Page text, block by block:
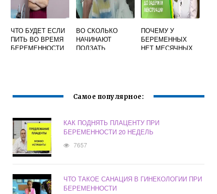
ЧТО БУДЕТ ЕСЛИ
ПИТЬ ВО ВРЕМЯ
БЕРЕМЕННОСТИ
ВО СКОЛЬКО
НАЧИНАЮТ
ПОЛЗАТЬ
ПОЧЕМУ У
БЕРЕМЕННЫХ
НЕТ МЕСЯЧНЫХ
Самое популярное:
КАК ПОДНЯТЬ ПЛАЦЕНТУ ПРИ
БЕРЕМЕННОСТИ 20 НЕДЕЛЬ
7657
ЧТО ТАКОЕ САНАЦИЯ В ГИНЕКОЛОГИИ ПРИ
БЕРЕМЕННОСТИ